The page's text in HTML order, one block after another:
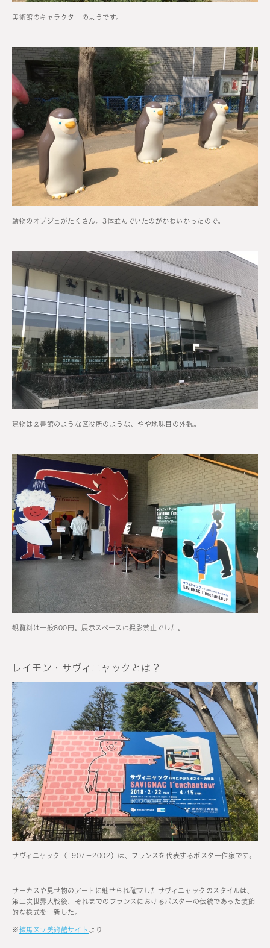
美術館のキャラクターのようです。
動物のオブジェがたくさん。3体並んでいたのがかわいかったので。
建物は図書館のような区役所のような、やや地味目の外観。
観覧料は一般800円。展示スペースは撮影禁止でした。
レイモン・サヴィニャックとは？
サヴィニャック（1907－2002）は、フランスを代表するポスター作家です。
===
サーカスや見世物のアートに魅せられ確立したサヴィニャックのスタイルは、
第二次世界大戦後、それまでのフランスにおけるポスターの伝統であった装飾
的な様式を一新した。
※練馬区立美術館サイト より